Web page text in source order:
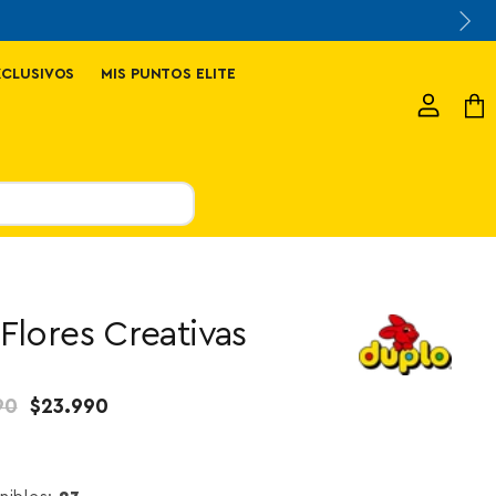
MIS PUNTOS ELITE
Creativas
original
Precio actual
$23.990